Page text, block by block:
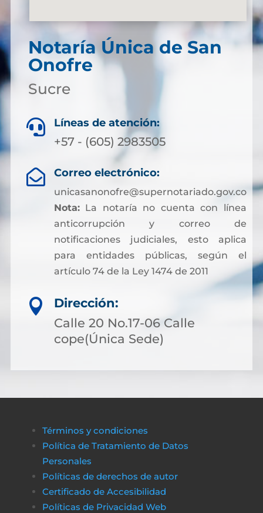
Notaría Única de San
Onofre
Sucre
 Líneas de atención:
+57 - (605) 2983505
 Correo electrónico:
unicasanonofre@supernotariado.gov.co
Nota:La notaría no cuenta con línea
anticorrupción y correo de
notificaciones judiciales, esto aplica
para entidades públicas, según el
artículo 74 de la Ley 1474 de 2011

Dirección:
Calle 20 No.17-06 Calle
cope(Única Sede)
Términos y condiciones
Política de Tratamiento de Datos
Personales
Políticas de derechos de autor
Certificado de Accesibilidad
Políticas de Privacidad Web